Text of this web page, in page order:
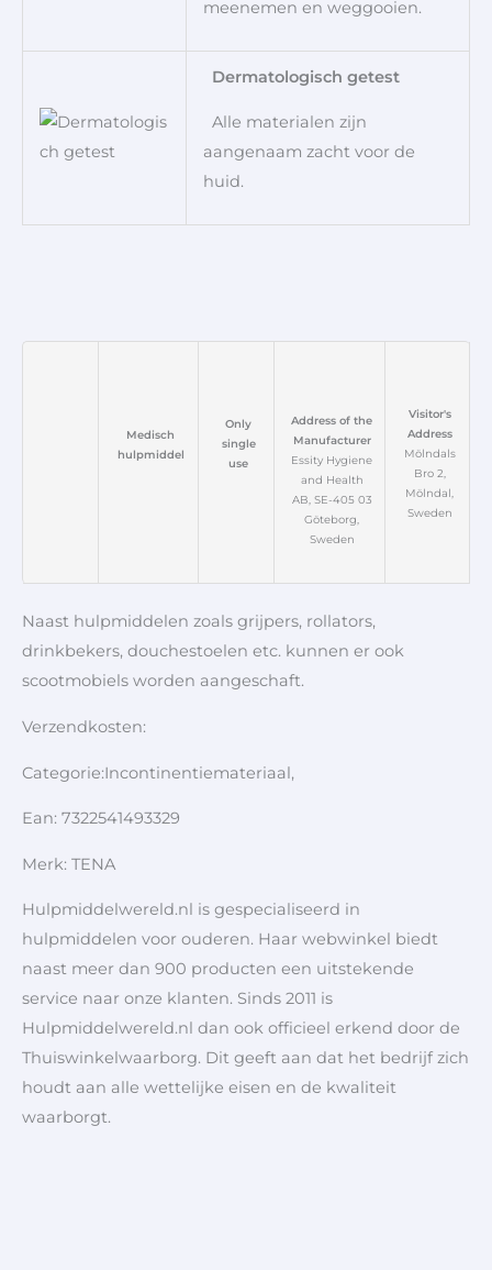
meenemen en weggooien.
Dermatologisch getest
Alle materialen zijn
aangenaam zacht voor de
huid.
Medisch
hulpmiddel
Only
single
use
Address of the
Manufacturer
Essity Hygiene
and Health
AB, SE-405 03
Göteborg,
Sweden
Visitor's
Address
Mölndals
Bro 2,
Mölndal,
Sweden
Naast hulpmiddelen zoals grijpers, rollators,
drinkbekers, douchestoelen etc. kunnen er ook
scootmobiels worden aangeschaft.
Verzendkosten:
Categorie:Incontinentiemateriaal,
Ean: 7322541493329
Merk: TENA
Hulpmiddelwereld.nl is gespecialiseerd in
hulpmiddelen voor ouderen. Haar webwinkel biedt
naast meer dan 900 producten een uitstekende
service naar onze klanten. Sinds 2011 is
Hulpmiddelwereld.nl dan ook officieel erkend door de
Thuiswinkelwaarborg. Dit geeft aan dat het bedrijf zich
houdt aan alle wettelijke eisen en de kwaliteit
waarborgt.